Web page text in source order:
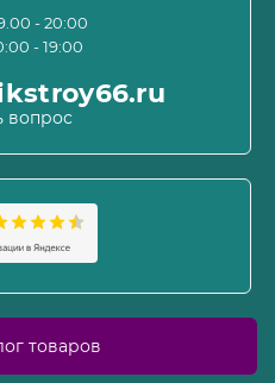
и оферта
- 20:00
- 19:00
вопрос
товаров